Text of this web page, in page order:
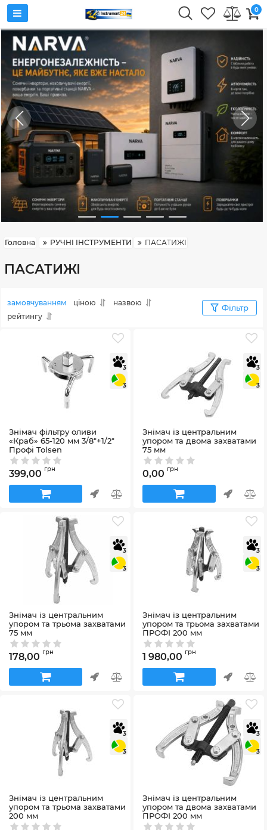
0
Головна РУЧНІ ІНСТРУМЕНТИ ПАСАТИЖІ
ПАСАТИЖІ
замовчуванням ціною
назвою
рейтингу
Фільтр
3
3
Знімач фільтру оливи
«Краб» 65-120 мм 3/8"+1/2"
Профі Tolsen
Артикул:65110
399,00 грн
3
3
Знімач із центральним
упором та двома захватами
75 мм
Артикул:65000
0,00 грн
3
3
Знімач із центральним
упором та трьома захватами
75 мм
Артикул:65010
178,00 грн
3
3
Знімач із центральним
упором та трьома захватами
ПРОФІ 200 мм
Артикул:65033
1 980,00 грн
3
3
Знімач із центральним
упором та трьома захватами
200 мм
Артикул:65013
3
3
Знімач із центральним
упором та двома захватами
ПРОФІ 200 мм
Артикул:65023